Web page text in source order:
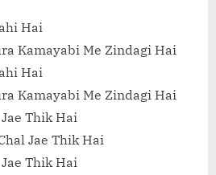
Hai
Kamayabi Me Zindagi Hai
Hai
Kamayabi Me Zindagi Hai
Thik Hai
Jae Thik Hai
Thik Hai